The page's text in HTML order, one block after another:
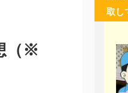
（※
取し